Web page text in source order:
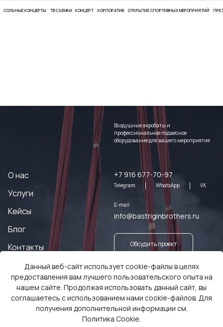
КОНЦЕРТЫ ТВ СЪЕМКИ КОНЦЕРТ КОРПОРАТИВ ОТКРЫТИЕ СПОРТИВНЫХ МЕРОПРИЯТИЙ
Воздушные акробаты и
профессиональное подвесное
оборудование для вашего мероприятия
О нас
Услуги
Кейсы
Блог
Контакты
+7 916 677-70-97
Telegram WhatsApp VK
E-mail
info@bastriginbrothers.ru
Обсудить проект
Заказать оборудование
Данный веб-сайт использует cookie-файлы в целях
предоставления вам лучшего пользовательского опыта на
нашем сайте. Продолжая использовать данный сайт, вы
соглашаетесь с использованием нами cookie-файлов. Для
получения дополнительной информации см.
Политика Cookie.